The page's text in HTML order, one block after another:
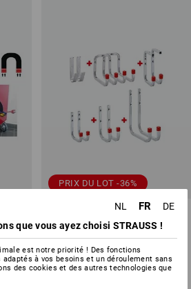
PRIX DU LOT -36%
Jeu de crochets muraux 12
pièces
variante
€ 43,80€ 27,71
(TTC)
NL FR
DE
que vous ayez choisi STRAUSS !
est notre priorité ! Des fonctions
à vos besoins et un déroulement sans
des cookies et des autres technologies que